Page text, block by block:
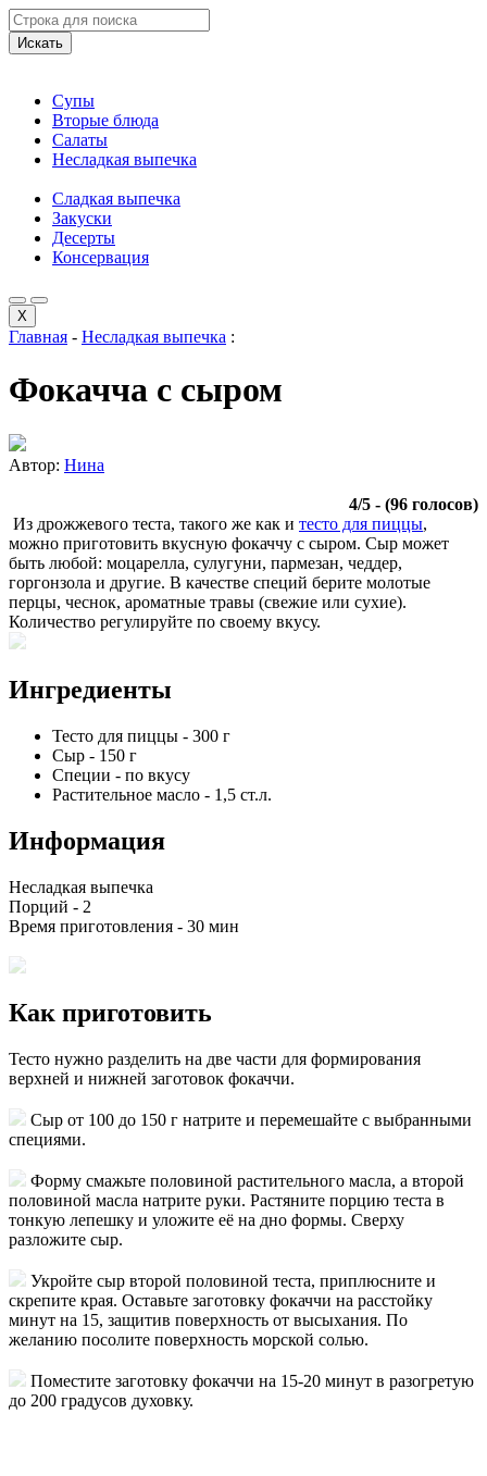
Искать
Супы
Вторые блюда
Салаты
Несладкая выпечка
Сладкая выпечка
Закуски
Десерты
Консервация
X
Главная - Несладкая выпечка :
Фокачча с сыром
Автор: Нина
4/5 - (96 голосов)
Из дрожжевого теста, такого же как и тесто для пиццы,
можно приготовить вкусную фокаччу с сыром. Сыр может
быть любой: моцарелла, сулугуни, пармезан, чеддер,
горгонзола и другие. В качестве специй берите молотые
перцы, чеснок, ароматные травы (свежие или сухие).
Количество регулируйте по своему вкусу.
Ингредиенты
Тесто для пиццы - 300 г
Сыр - 150 г
Специи - по вкусу
Растительное масло - 1,5 ст.л.
Информация
Несладкая выпечка
Порций - 2
Время приготовления - 30 мин
Как приготовить
Тесто нужно разделить на две части для формирования
верхней и нижней заготовок фокаччи.
Сыр от 100 до 150 г натрите и перемешайте с выбранными
специями.
Форму смажьте половиной растительного масла, а второй
половиной масла натрите руки. Растяните порцию теста в
тонкую лепешку и уложите её на дно формы. Сверху
разложите сыр.
Укройте сыр второй половиной теста, приплюсните и
скрепите края. Оставьте заготовку фокаччи на расстойку
минут на 15, защитив поверхность от высыхания. По
желанию посолите поверхность морской солью.
Поместите заготовку фокаччи на 15-20 минут в разогретую
до 200 градусов духовку.